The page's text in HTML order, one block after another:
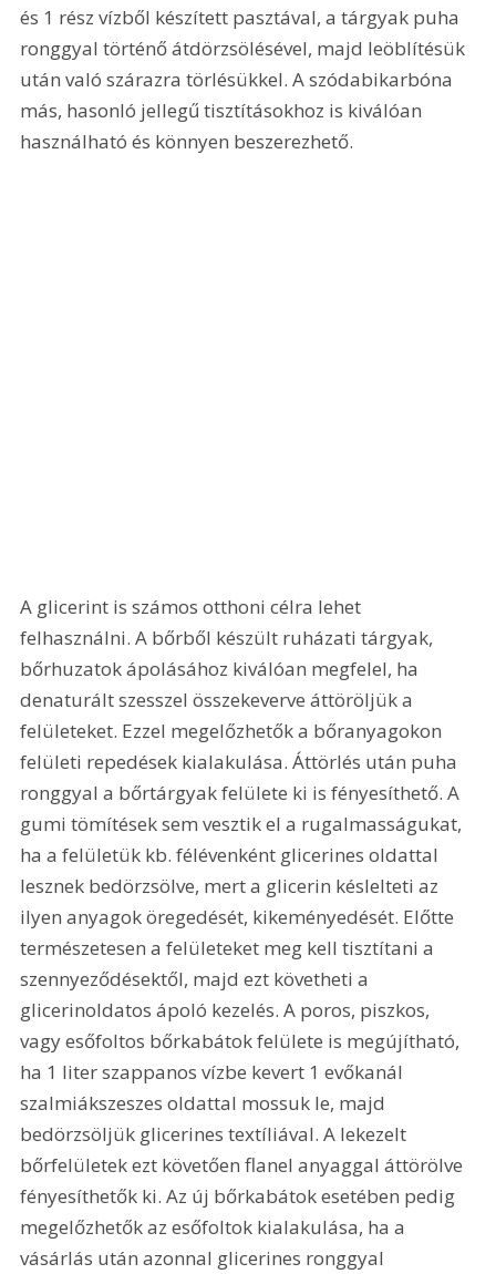
és 1 rész vízből készített pasztával, a tárgyak puha
ronggyal történő átdörzsölésével, majd leöblítésük
után való szárazra törlésükkel. A szódabikarbóna
más, hasonló jellegű tisztításokhoz is kiválóan
használható és könnyen beszerezhető.
A glicerint is számos otthoni célra lehet
felhasználni. A bőrből készült ruházati tárgyak,
bőrhuzatok ápolásához kiválóan megfelel, ha
denaturált szesszel összekeverve áttöröljük a
felületeket. Ezzel megelőzhetők a bőranyagokon
felületi repedések kialakulása. Áttörlés után puha
ronggyal a bőrtárgyak felülete ki is fényesíthető. A
gumi tömítések sem vesztik el a rugalmasságukat,
ha a felületük kb. félévenként glicerines oldattal
lesznek bedörzsölve, mert a glicerin késlelteti az
ilyen anyagok öregedését, kikeményedését. Előtte
természetesen a felületeket meg kell tisztítani a
szennyeződésektől, majd ezt követheti a
glicerinoldatos ápoló kezelés. A poros, piszkos,
vagy esőfoltos bőrkabátok felülete is megújítható,
ha 1 liter szappanos vízbe kevert 1 evőkanál
szalmiákszeszes oldattal mossuk le, majd
bedörzsöljük glicerines textíliával. A lekezelt
bőrfelületek ezt követően flanel anyaggal áttörölve
fényesíthetők ki. Az új bőrkabátok esetében pedig
megelőzhetők az esőfoltok kialakulása, ha a
vásárlás után azonnal glicerines ronggyal